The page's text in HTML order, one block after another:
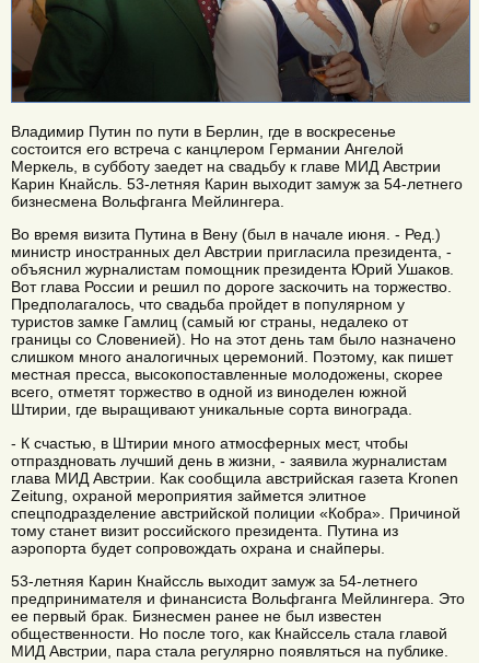
Владимир Путин по пути в Берлин, где в воскресенье
состоится его встреча с канцлером Германии Ангелой
Меркель, в субботу заедет на свадьбу к главе МИД Австрии
Карин Кнайсль. 53-летняя Карин выходит замуж за 54-летнего
бизнесмена Вольфганга Мейлингера.
Во время визита Путина в Вену (был в начале июня. - Ред.)
министр иностранных дел Австрии пригласила президента, -
объяснил журналистам помощник президента Юрий Ушаков.
Вот глава России и решил по дороге заскочить на торжество.
Предполагалось, что свадьба пройдет в популярном у
туристов замке Гамлиц (самый юг страны, недалеко от
границы со Словенией). Но на этот день там было назначено
слишком много аналогичных церемоний. Поэтому, как пишет
местная пресса, высокопоставленные молодожены, скорее
всего, отметят торжество в одной из виноделен южной
Штирии, где выращивают уникальные сорта винограда.
- К счастью, в Штирии много атмосферных мест, чтобы
отпраздновать лучший день в жизни, - заявила журналистам
глава МИД Австрии. Как сообщила австрийская газета Kronen
Zeitung, охраной мероприятия займется элитное
спецподразделение австрийской полиции «Кобра». Причиной
тому станет визит российского президента. Путина из
аэропорта будет сопровождать охрана и снайперы.
53-летняя Карин Кнайссль выходит замуж за 54-летнего
предпринимателя и финансиста Вольфганга Мейлингера. Это
ее первый брак. Бизнесмен ранее не был известен
общественности. Но после того, как Кнайссель стала главой
МИД Австрии, пара стала регулярно появляться на публике.